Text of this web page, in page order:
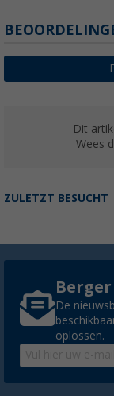
Dit
Wees
ZULETZT BESUCHT
De
oplossen.